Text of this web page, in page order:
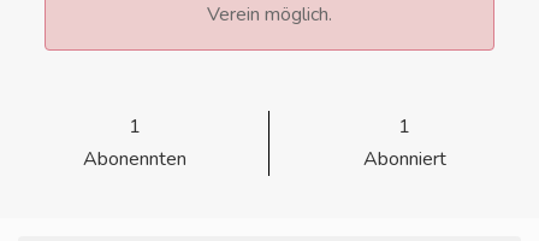
Verein möglich.
1
Abonennten
1
Abonniert